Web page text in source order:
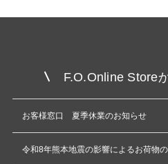
F.O.Online Store
お客様窓口 夏季休業のお知らせ
令和8年熊本地震の影響によるお荷物